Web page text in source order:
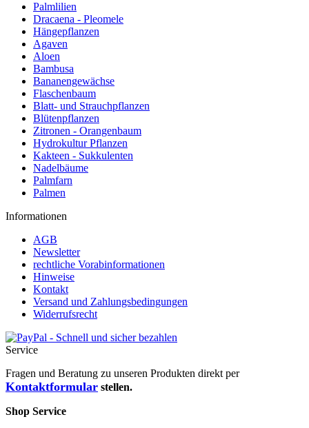
Palmlilien
Dracaena - Pleomele
Hängepflanzen
Agaven
Aloen
Bambusa
Bananengewächse
Flaschenbaum
Blatt- und Strauchpflanzen
Blütenpflanzen
Zitronen - Orangenbaum
Hydrokultur Pflanzen
Kakteen - Sukkulenten
Nadelbäume
Palmfarn
Palmen
Informationen
AGB
Newsletter
rechtliche Vorabinformationen
Hinweise
Kontakt
Versand und Zahlungsbedingungen
Widerrufsrecht
Service
Fragen und Beratung zu unseren Produkten direkt per
Kontaktformular stellen.
Shop Service